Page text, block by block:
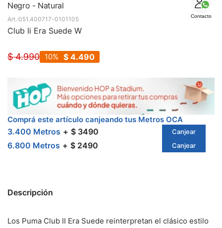
Negro - Natural
Contacto
051.400717-0101105
Club Ii Era Suede W
$ 4.990 $ 4.490
10
Comprá este artículo canjeando tus Metros OCA
3.400 Metros $ 3490 Canjear
6.800 Metros $ 2490 Canjear
Descripción
Los Puma Club II Era Suede reinterpretan el clásico estilo